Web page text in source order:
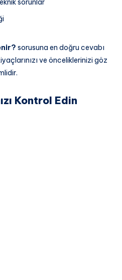
sorunlar
sorusuna en doğru cevabı
ve önceliklerinizi göz
Kontrol Edin